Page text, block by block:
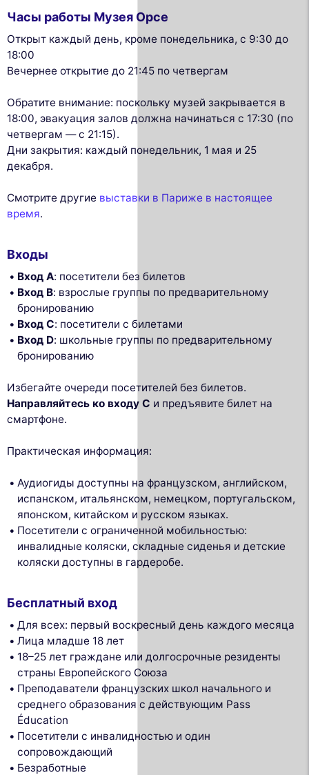
Часы работы Музея Орсе
Открыт каждый день, кроме понедельника, с 9:30 до
18:00
Вечернее открытие до 21:45 по четвергам
Обратите внимание: поскольку музей закрывается в
18:00, эвакуация залов должна начинаться с 17:30 (по
четвергам — с 21:15).
Дни закрытия: каждый понедельник, 1 мая и 25
декабря.
Смотрите другие выставки в Париже в настоящее
время.
Входы
Вход A: посетители без билетов
Вход B: взрослые группы по предварительному
бронированию
Вход C: посетители с билетами
Вход D: школьные группы по предварительному
бронированию
Избегайте очереди посетителей без билетов.
Направляйтесь ко входу C и предъявите билет на
смартфоне.
Практическая информация:
Аудиогиды доступны на французском, английском,
испанском, итальянском, немецком, португальском,
японском, китайском и русском языках.
Посетители с ограниченной мобильностью:
инвалидные коляски, складные сиденья и детские
коляски доступны в гардеробе.
Бесплатный вход
Для всех: первый воскресный день каждого месяца
Лица младше 18 лет
18–25 лет граждане или долгосрочные резиденты
страны Европейского Союза
Преподаватели французских школ начального и
среднего образования с действующим Pass
Éducation
Посетители с инвалидностью и один
сопровождающий
Безработные